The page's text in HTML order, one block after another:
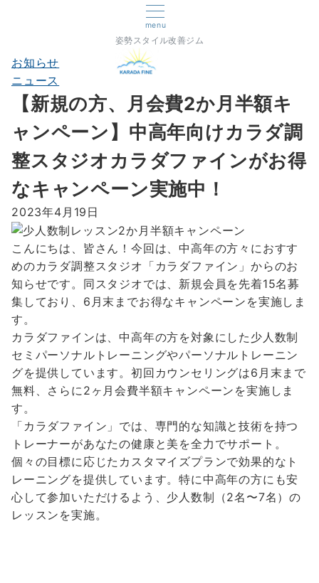
menu
姿勢スタイル改善ジム
お知らせ
ニュース
【新規の方、月会費2か月半額キ
ャンペーン】中高年向けカラダ調
整スタジオカラダファインがお得
なキャンペーン実施中！
2023年4月19日
こんにちは、皆さん！今回は、中高年の方々におすす
めのカラダ調整スタジオ「カラダファイン」からのお
知らせです。同スタジオでは、新規会員を先着15名募
集しており、6月末までお得なキャンペーンを実施しま
す。
カラダファインは、中高年の方を対象にした少人数制
セミパーソナルトレーニングやパーソナルトレーニン
グを提供しています。 初回カウンセリングは6月末まで
無料、さらに2ヶ月会費半額キャンペーンを実施しま
す。
「カラダファイン」では、専門的な知識と技術を持つ
トレーナーがあなたの健康と美を全力でサポート。
個々の目標に応じたカスタマイズプランで効果的なト
レーニングを提供しています。特に中高年の方にも安
心して参加いただけるよう、少人数制（2名〜7名）の
レッスンを実施。